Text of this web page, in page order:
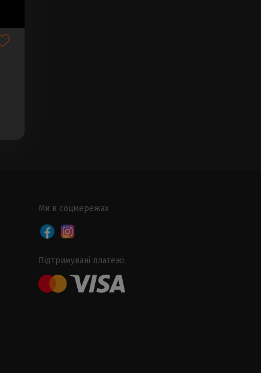
Ми в соцмережах
Підтримувані платежі: